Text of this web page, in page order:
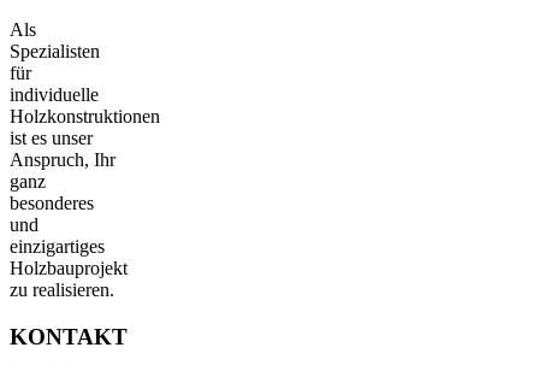
Als
Spezialisten
für
individuelle
Holzkonstruktionen
ist es unser
Anspruch, Ihr
ganz
besonderes
und
einzigartiges
Holzbauprojekt
zu realisieren.
KONTAKT